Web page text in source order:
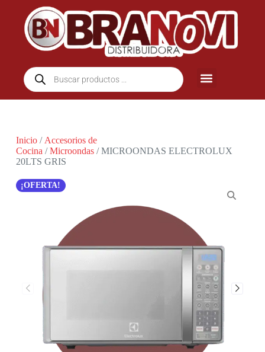
Inicio/ Accesorios de
Cocina /Microondas/ MICROONDAS ELECTROLUX
20LTS GRIS